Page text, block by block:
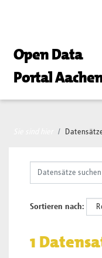
Open Data
Portal
Sortieren nach
1